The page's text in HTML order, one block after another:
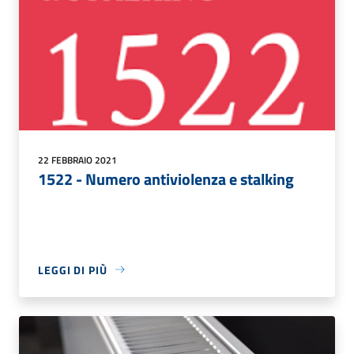
22 FEBBRAIO 2021
1522 - Numero antiviolenza e stalking
LEGGI DI PIÙ